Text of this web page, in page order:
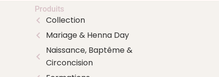
Produits
Collection
Mariage & Henna Day
Naissance, Baptême &
Circoncision